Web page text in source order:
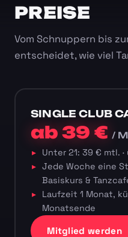
PREISE
Vom Schnuppern bis
entscheidet, wie viel
SINGLE CLUB
ab 39 €/
Unter 21: 39 € mtl.
Jede Woche eine
Basiskurs &
Laufzeit 1 Monat,
Monatsende
Mitglied werden